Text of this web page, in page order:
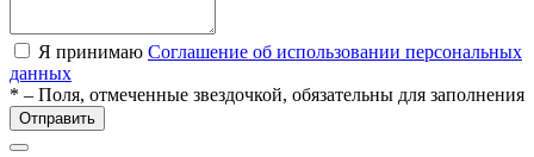
Я принимаю Соглашение об использовании персональных
данных
* – Поля, отмеченные звездочкой, обязательны для заполнения
Отправить